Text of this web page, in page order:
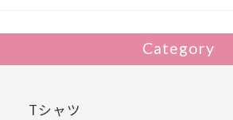
Category
Tシャツ